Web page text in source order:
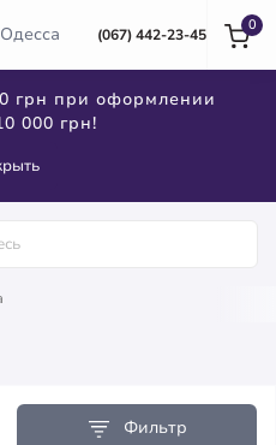
Одесса (067) 442-23-45
грн при оформлении
000 грн!
0
Фильтр